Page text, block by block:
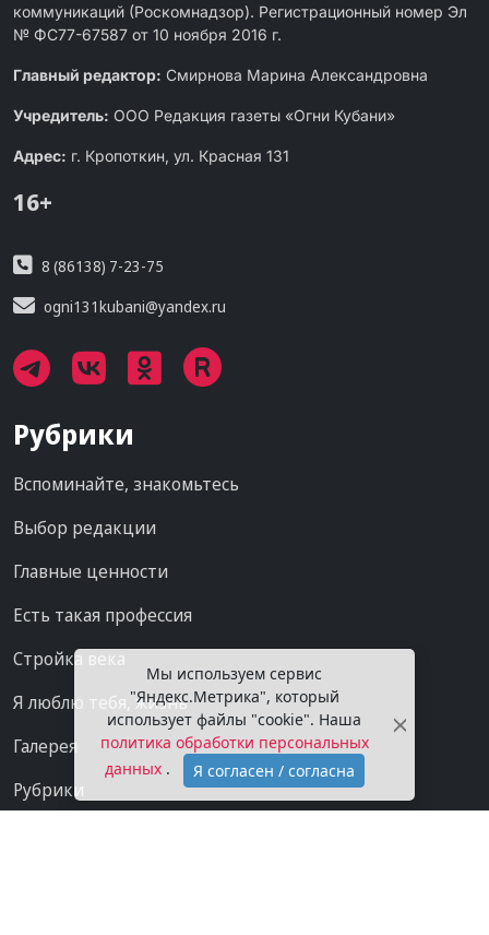
коммуникаций (Роскомнадзор). Регистрационный номер Эл
№ ФС77-67587 от 10 ноября 2016 г.
Главный редактор: Смирнова Марина Александровна
Учредитель: ООО Редакция газеты «Огни Кубани»
Адрес: г. Кропоткин, ул. Красная 131
16+
8 (86138) 7-23-75
ogni131kubani@yandex.ru
Рубрики
Вспоминайте, знакомьтесь
Выбор редакции
Главные ценности
Есть такая профессия
Стройка века
Я люблю тебя, жизнь
Галерея
Рубрики
Мы используем сервис
"Яндекс.Метрика", который
использует файлы "cookie". Наша
политика обработки персональных
данных . Я согласен / согласна